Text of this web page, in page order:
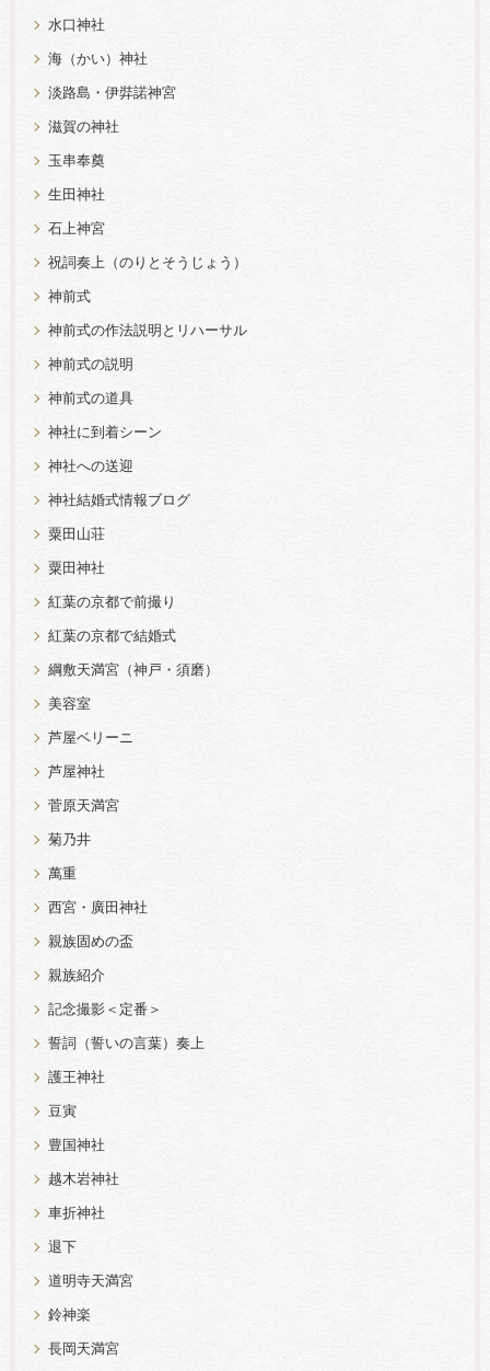
水口神社
海（かい）神社
淡路島・伊弉諾神宮
滋賀の神社
玉串奉奠
生田神社
石上神宮
祝詞奏上（のりとそうじょう）
神前式
神前式の作法説明とリハーサル
神前式の説明
神前式の道具
神社に到着シーン
神社への送迎
神社結婚式情報ブログ
粟田山荘
粟田神社
紅葉の京都で前撮り
紅葉の京都で結婚式
綱敷天満宮（神戸・須磨）
美容室
芦屋ベリーニ
芦屋神社
菅原天満宮
菊乃井
萬重
西宮・廣田神社
親族固めの盃
親族紹介
記念撮影＜定番＞
誓詞（誓いの言葉）奏上
護王神社
豆寅
豊国神社
越木岩神社
車折神社
退下
道明寺天満宮
鈴神楽
長岡天満宮